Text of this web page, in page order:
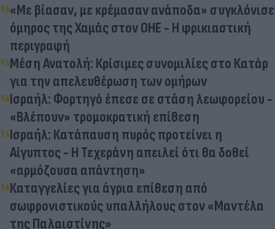
«Με βίασαν, με κρέμασαν ανάποδα» συγκλόνισε
όμηρος της Χαμάς στον ΟΗΕ - Η φρικιαστική
περιγραφή
Μέση Ανατολή: Κρίσιμες συνομιλίες στο Κατάρ
για την απελευθέρωση των ομήρων
Ισραήλ: Φορτηγό έπεσε σε στάση λεωφορείου -
«Βλέπουν» τρομοκρατική επίθεση
Ισραήλ: Κατάπαυση πυρός προτείνει η
Αίγυπτος - Η Τεχεράνη απειλεί ότι θα δοθεί
«αρμόζουσα απάντηση»
Καταγγελίες για άγρια επίθεση από
σωφρονιστικούς υπαλλήλους στον «Μαντέλα
της Παλαιστίνης»